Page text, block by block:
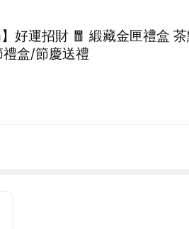
】好運招財 🧧 緞藏金匣禮盒
盒/節慶送禮